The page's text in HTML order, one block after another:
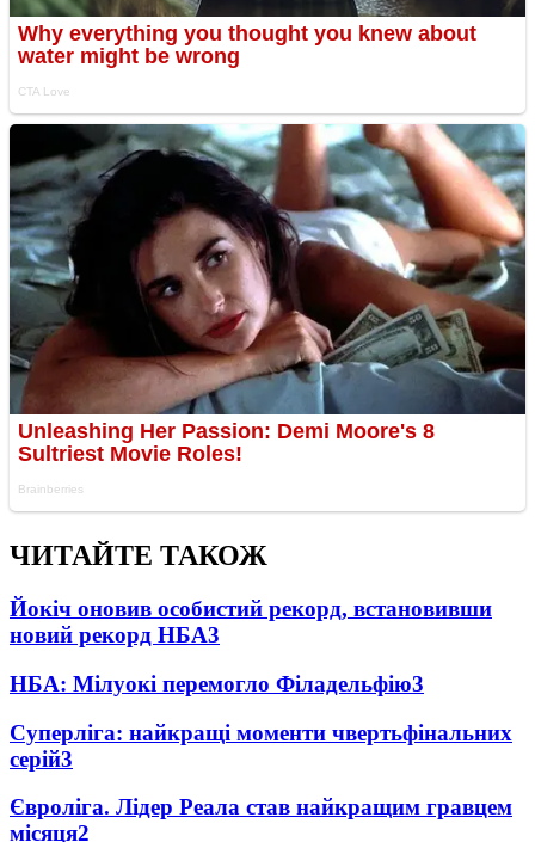
ЧИТАЙТЕ ТАКОЖ
Йокіч оновив особистий рекорд, встановивши
новий рекорд НБА3
НБА: Мілуокі перемогло Філадельфію3
Суперліга: найкращі моменти чвертьфінальних
серій3
Євроліга. Лідер Реала став найкращим гравцем
місяця2